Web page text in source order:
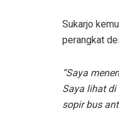
Sukarjo
perangkat
“Saya
Saya lihat di
sopir bus